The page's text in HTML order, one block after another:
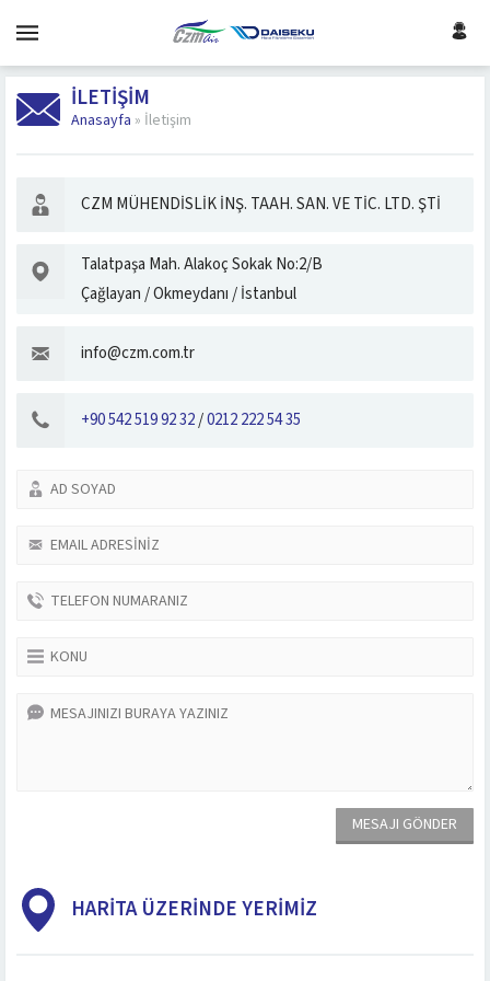
İLETIŞIM
Anasayfa » İletişim
CZM MÜHENDİSLİK İNŞ. TAAH. SAN. VE TİC. LTD. ŞTİ
Talatpaşa Mah. Alakoç Sokak No:2/B
Çağlayan / Okmeydanı / İstanbul
info@czm.com.tr
+90 542 519 92 32/0212 222 54 35
HARİTA ÜZERİNDE YERİMİZ